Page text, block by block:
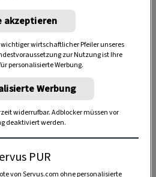
akzeptieren
wirtschaftlicher Pfeiler unseres
zur Nutzung ist Ihre
personalisierte Werbung.
Werbung
widerrufbar. Adblocker müssen vor
deaktiviert werden.
PUR
von Servus.com ohne personalisierte